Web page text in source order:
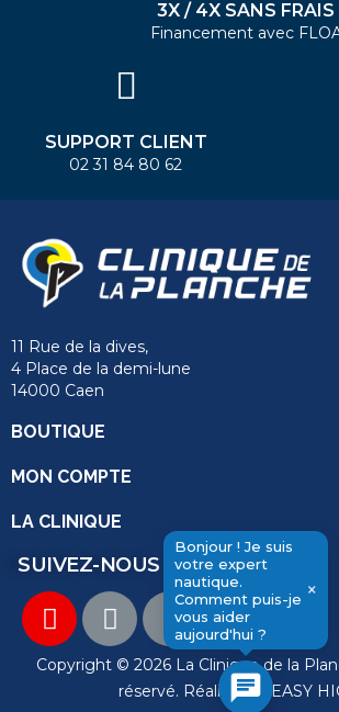
Bonjour ! Je suis
votre expert
nautique.
Comment puis-je
vous aider
aujourd'hui ?
×
chat
3X / 4X SANS FRAIS
Financement avec
SUPPORT CLIENT
02 31 84 80 62
11 Rue de la dives,
4 Place de la demi-lune
14000 Caen
BOUTIQUE
MON COMPTE
LA CLINIQUE
SUIVEZ-NOUS
Copyright © 2026 La Clinique de la
réservé. Réalisation EASY